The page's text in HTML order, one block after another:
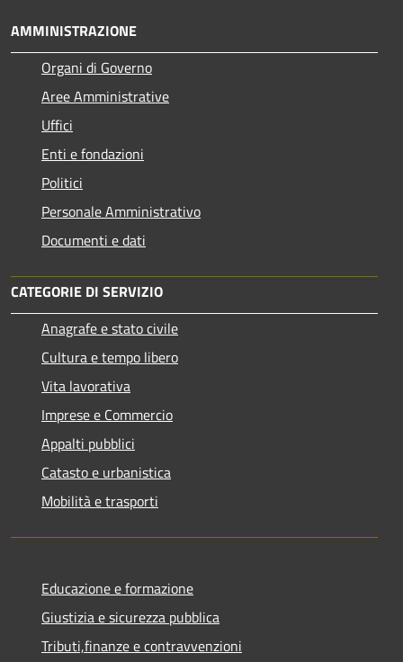
AMMINISTRAZIONE
Organi di Governo
Aree Amministrative
Uffici
Enti e fondazioni
Politici
Personale Amministrativo
Documenti e dati
CATEGORIE DI SERVIZIO
Anagrafe e stato civile
Cultura e tempo libero
Vita lavorativa
Imprese e Commercio
Appalti pubblici
Catasto e urbanistica
Mobilità e trasporti
Educazione e formazione
Giustizia e sicurezza pubblica
Tributi,finanze e contravvenzioni